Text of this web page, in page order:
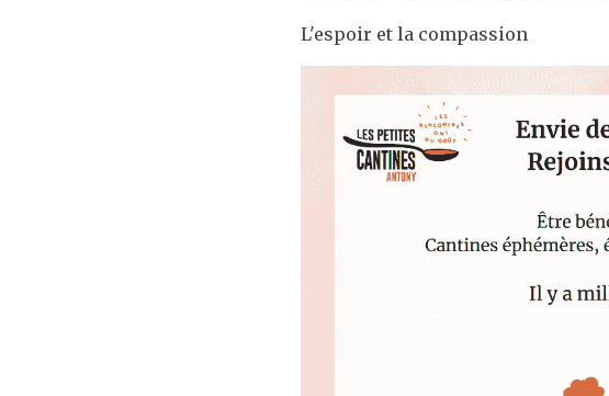
L'espoir et la compassion